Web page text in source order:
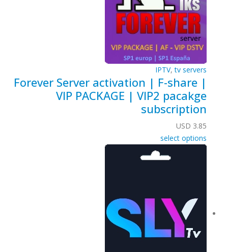
IPTV,tv servers
Forever Server activation | F-share |
VIP PACKAGE | VIP2 pacakge
subscription
USD 3.85
select options